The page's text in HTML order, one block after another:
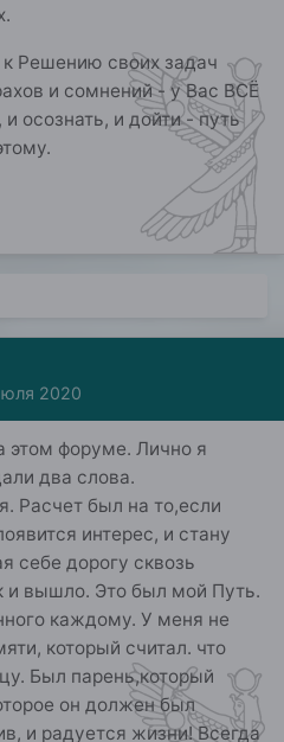
Решению своих задач
и сомнений - у Вас ВСЁ
осознать, и дойти - путь
2020
этом форуме. Лично я
два слова.
Расчет был на то,если
интерес, и стану
себе дорогу сквозь
и вышло. Это был мой Путь.
каждому. У меня не
который считал. что
Был парень,который
он должен был
и радуется жизни! Всегда